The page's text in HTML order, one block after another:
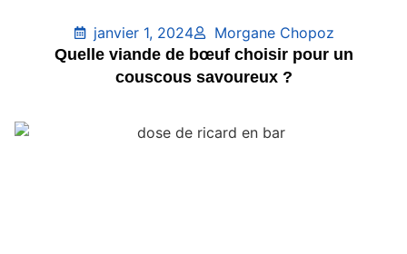
janvier 1, 2024
Morgane Chopoz
Quelle viande de bœuf choisir pour un
couscous savoureux ?